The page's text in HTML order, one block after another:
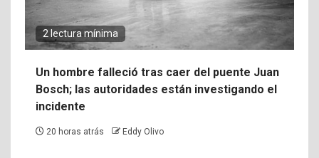
2 lectura mínima
Un hombre falleció tras caer del puente Juan
Bosch; las autoridades están investigando el
incidente
20 horas atrás Eddy Olivo